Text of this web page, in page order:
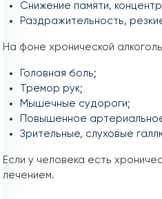
Снижение памяти,
Раздражительность,
На фоне хронической
Головная боль;
Тремор рук;
Мышечные судороги;
Повышенное
Зрительные, слуховые
Если у человека есть
лечением.